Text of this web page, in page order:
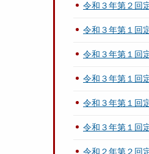
令和３年第２回
令和３年第１回
令和３年第１回
令和３年第１回
令和３年第１回
令和３年第１回
令和２年第２回